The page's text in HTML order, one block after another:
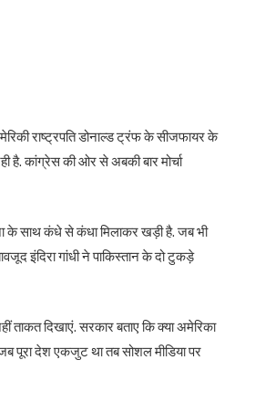
राष्ट्रपति डोनाल्ड ट्रंफ के सीजफायर के
कांग्रेस की ओर से अबकी बार मोर्चा
के साथ कंधे से कंधा मिलाकर खड़ी है. जब भी
इंदिरा गांधी ने पाकिस्तान के दो टुकड़े
ताकत दिखाएं. सरकार बताए कि क्या अमेरिका
पूरा देश एकजुट था तब सोशल मीडिया पर